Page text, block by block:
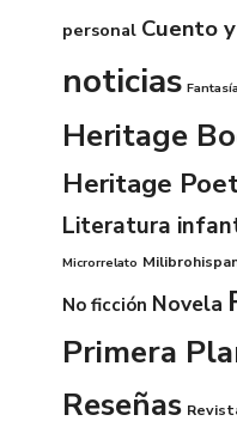
personal Cuento
noticias Fantasía
Heritage
Heritage
Literatura
Microrrelato
No ficción Novela
Primera
Reseñas